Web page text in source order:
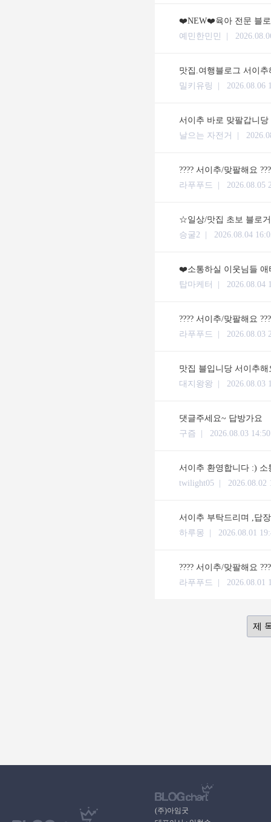
❤️NEW❤️육아 전문 블
예민한민민 |
맛집.여행블로그 서이
밀키유링 | 2026.08.06
서이추 바로 맞팔갑니당
날으는 자전거 |
???? 서이추/맞팔해요
라푸푸드 | 2026.08.05
☆일상/맛집 초보 블로
승굴2 | 2026.08.04
❤️소통하실 이웃님들
탑마케터 | 2026.08.04
???? 서이추/맞팔해요
라푸푸드 | 2026.08.03
맛집 블입니당 서이추
대지왕왕 | 2026.08.03
댓글주세요~ 답방가요
구즘 | 2026.08.03 14:50
서이추 환영합니다 :)
twilight05 | 2026.08.02
서이추 부탁드리며 ,답
하루몽 | 2026.08.01
???? 서이추/맞팔해요
라푸푸드 | 2026.08.01
(주)아임굿